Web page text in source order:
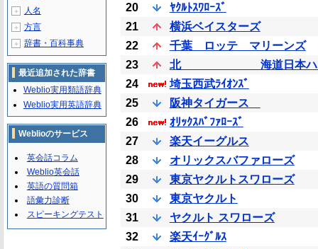
20
ﾔｸﾙﾄｽﾜﾛｰｽﾞ
21
横浜ベイスターズ
22
千葉 ロッテ マリーンズ
23
北 海道日本ハムフ
24
埼玉西武ﾗｲｵﾝｽﾞ
25
阪神タイガース
26
ｵﾘｯｸｽﾊﾞﾌｧﾛｰｽﾞ
27
楽天イーグルス
28
オリックスバファローズ
29
東京ヤクルトスワローズ
30
東京ヤクルト
31
ヤクルト スワローズ
32
楽天ｲｰｸﾞﾙｽ
＋ 人名
＋ 方言
＋ 辞書・百科事典
最近追加された辞書
Weblio実用類語辞典
Weblio実用英語辞典
Weblioのサービス
英会話コラム
Weblio英会話
英語の質問箱
語彙力診断
スピーキングテスト